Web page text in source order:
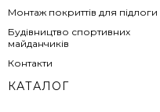
Монтаж покриттів для підлоги
Будівництво спортивних
майданчиків
Контакти
КАТАЛОГ